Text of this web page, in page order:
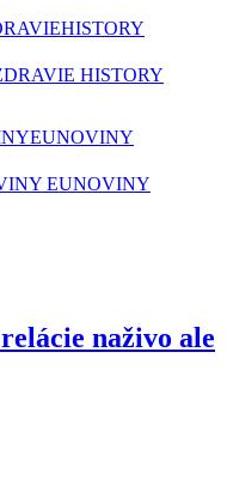
HISTORY
HISTORY
EUNOVINY
EUNOVINY
naživo ale